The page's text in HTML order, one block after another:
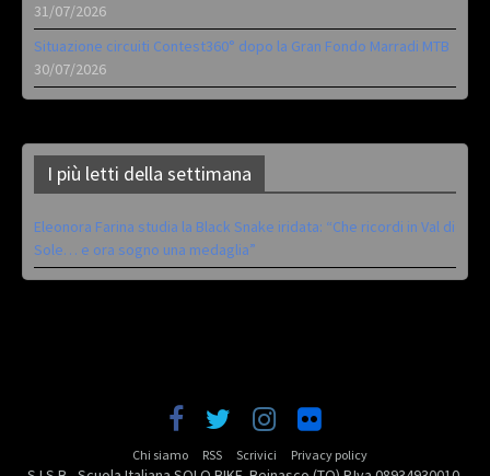
31/07/2026
Situazione circuiti Contest360° dopo la Gran Fondo Marradi MTB
30/07/2026
I più letti della settimana
Eleonora Farina studia la Black Snake iridata: “Che ricordi in Val di
Sole… e ora sogno una medaglia”
Chi siamo RSS Scrivici Privacy policy